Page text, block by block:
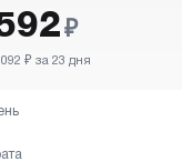
₽
₽ за 23 дня